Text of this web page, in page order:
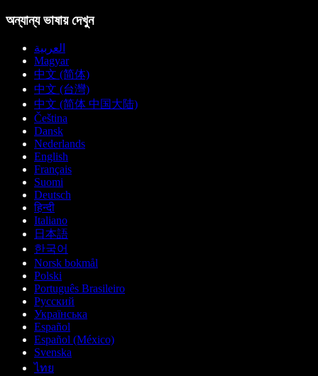
অন্যান্য ভাষায় দেখুন
العربية
Magyar
中文 (简体)
中文 (台灣)
中文 (简体 中国大陆)
Čeština
Dansk
Nederlands
English
Français
Suomi
Deutsch
हिन्दी
Italiano
日本語
한국어
Norsk bokmål
Polski
Português Brasileiro
Русский
Українська
Español
Español (México)
Svenska
ไทย